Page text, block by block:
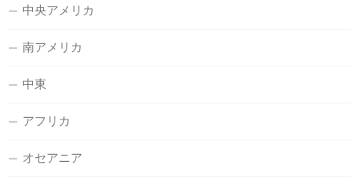
中央アメリカ
南アメリカ
中東
アフリカ
オセアニア